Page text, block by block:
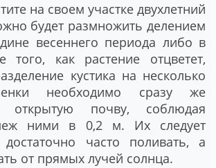
на своем участке двухлетний
будет размножить делением
весеннего периода либо в
того, как растение отцветет,
кустика на несколько
необходимо сразу же
открытую почву, соблюдая
ними в 0,2 м. Их следует
часто поливать, а
от прямых лучей солнца.